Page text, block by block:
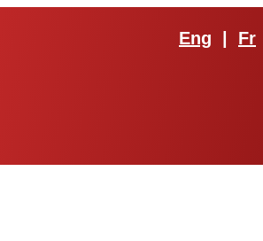
Eng Fr